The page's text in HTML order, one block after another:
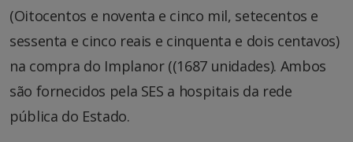
(Oitocentos e noventa e cinco mil, setecentos e
sessenta e cinco reais e cinquenta e dois centavos)
na compra do Implanor ((1687 unidades). Ambos
são fornecidos pela SES a hospitais da rede
pública do Estado.